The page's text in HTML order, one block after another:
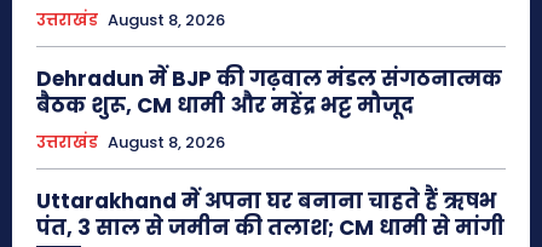
उत्तराखंड August 8, 2026
Dehradun में BJP की गढ़वाल मंडल संगठनात्मक
बैठक शुरू, CM धामी और महेंद्र भट्ट मौजूद
उत्तराखंड August 8, 2026
Uttarakhand में अपना घर बनाना चाहते हैं ऋषभ
पंत, 3 साल से जमीन की तलाश; CM धामी से मांगी